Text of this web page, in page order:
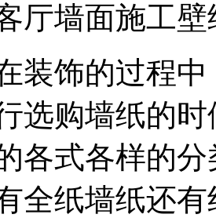
墙面施工壁
饰的过程中
选购墙纸的
各式各样的
全纸墙纸还